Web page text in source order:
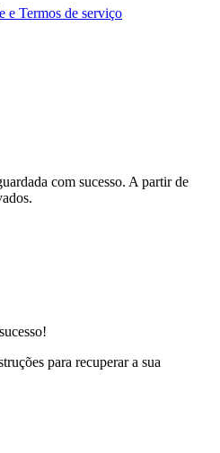
e Termos de serviço
com sucesso. A partir de
para recuperar a sua